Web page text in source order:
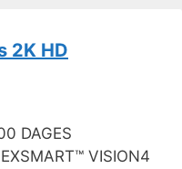
2K HD
DAGES
VISION4